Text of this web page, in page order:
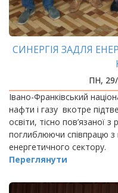
СИНЕРГІЯ ЗАДЛЯ
ПН,
Івано-Франківський
нафти і газу вкотре
освіти, тісно пов’язаної
поглиблюючи співпрацю з
енергетичного сектору.
Переглянути